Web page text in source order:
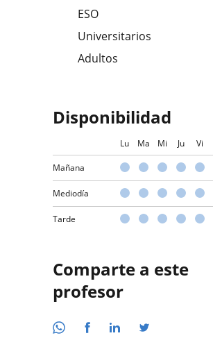
ESO
Universitarios
Adultos
Disponibilidad
Lu Ma Mi Ju Vi
Mañana
Mediodía
Tarde
Comparte a este
profesor